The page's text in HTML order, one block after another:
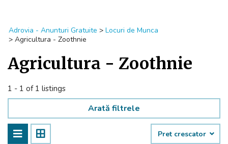
Adrovia - Anunturi Gratuite > Locuri de Munca
> Agricultura - Zoothnie
Agricultura - Zoothnie
1 - 1 of 1 listings
Arată filtrele
Pret crescator